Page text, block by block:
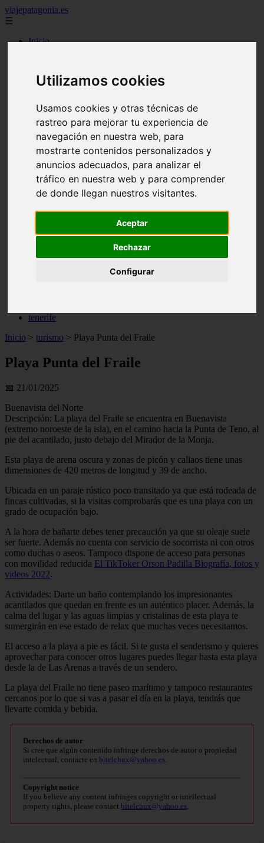
Utilizamos cookies
Usamos cookies y otras técnicas de
rastreo para mejorar tu experiencia de
navegación en nuestra web, para
mostrarte contenidos personalizados y
anuncios adecuados, para analizar el
tráfico en nuestra web y para comprender
de donde llegan nuestros visitantes.
Aceptar
Rechazar
Configurar
viajepatagonia.es
☰
Inicio
arena
benidorm
c cordoba
c entre rios
c generalidades del pais
c mendoza
c neuquen
c provincias
c rio negro
c santa fe
c tierra de fuego
c tucuman
c zona austral
category
tenerife
Inicio > turismo > Playa Punta del Fraile
Playa Punta del Fraile
📅 21/01/2025
Buenavista del Norte
Descripción: La playa del Fraile se encuentra en Buenavista
(extremo noroeste de la isla), en el camino hacia la Punta de Teno, al
pie del acantilado, justo debajo del Mirador de la Monja.
Esta playa de arena oscura y zonas de picón y callaos tiene unas
dimensiones de 420 metros de longitud y 39 de ancho.
Ubicada en un paraje rústico poco transitado ya que está rodeada de
fincas cultivadas, si la visitas comprobarás que es una playa con un
grado de ocupación bajo.
A la hora de bañarte debes tener precaución ya que su oleaje suele
ser fuerte. Además no cuenta con servicio de socorrista ni con otros
como duchas o aseos. Tampoco dispone de acceso para personas
con movilidad reducida El TikToker Orson Padilla Biografía, fotos y
videos 2022.
Actividades: Darte un baño contemplando los impresionantes
acantilados que quedan en frente es un auténtico placer. Además, la
calma del lugar y las aguas limpias y cristalinas de esta playa te
sumergirán en ese estado de relax que muchas veces necesitamos.
El acceso a la playa a pie es fácil. Si te gusta el senderismo y quieres
aprovechar para conocer otros lugares puedes llegar hasta esta playa
desde la de Las Arenas a través de un sendero.
La playa del Fraile no tiene paseo marítimo y tampoco restaurantes
cercanos por lo que si vas a pasar el día en la playa, tendrás que
llevarte comida y bebida.
Derechos de autor
Si cree que algún contenido infringe derechos de autor o propiedad
intelectual, contacte en bitelchux@yahoo.es
Copyright notice
If you believe any content infringes copyright or intellectual
property rights, please contact bitelchux@yahoo.es